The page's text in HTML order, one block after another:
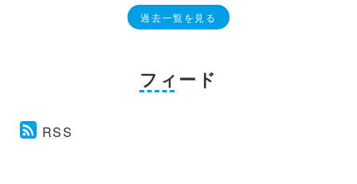
過去一覧を見る
フィード
RSS